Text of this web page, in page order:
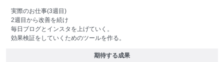
実際のお仕事(3週目)
2週目から改善を続け
毎日ブログとインスタを上げていく。
効果検証をしていくためのツールを作る。
期待する成果